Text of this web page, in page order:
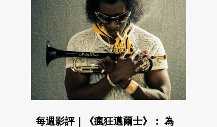
每週影評｜《瘋狂邁爾士》： 為